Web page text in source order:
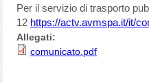
Per il servizio di trasporto
12 https://actv.avmspa.it/it/
Allegati:
comunicato.pdf